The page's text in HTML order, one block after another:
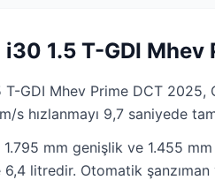
1.5 T-GDI
GDI Mhev Prime DCT
s hızlanmayı 9,7 saniyede
mm genişlik ve 1.455
litredir. Otomatik